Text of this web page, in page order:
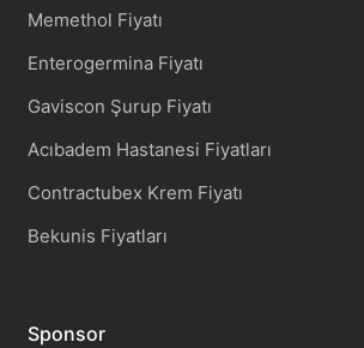
Memethol Fiyatı
Enterogermina Fiyatı
Gaviscon Şurup Fiyatı
Acıbadem Hastanesi Fiyatları
Contractubex Krem Fiyatı
Bekunis Fiyatları
Sponsor